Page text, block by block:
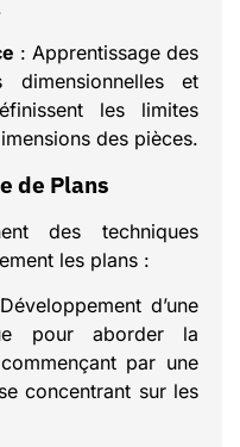
: Apprentissage des
dimensionnelles et
les limites
des pièces.
de Plans
des techniques
les plans :
d’une
pour aborder la
par une
concentrant sur les